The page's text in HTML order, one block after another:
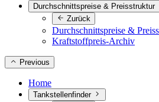
Durchschnittspreise & Preisstruktur
Zurück
Durchschnittspreise &
Kraftstoffpreis-Archiv
Previous
Home
Tankstellenfinder